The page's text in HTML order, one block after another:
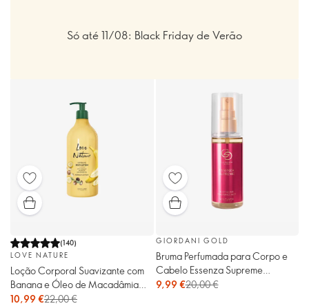
Só até 11/08: Black Friday de Verão
(140)
LOVE NATURE
Loção Corporal Suavizante com
Banana e Óleo de Macadâmia
Biológicos Love Nature
10,99 €22,00 €
GIORDANI GOLD
Bruma Perfumada para Corpo e
Cabelo Essenza Supreme
Giordani Gold
9,99 €20,00 €